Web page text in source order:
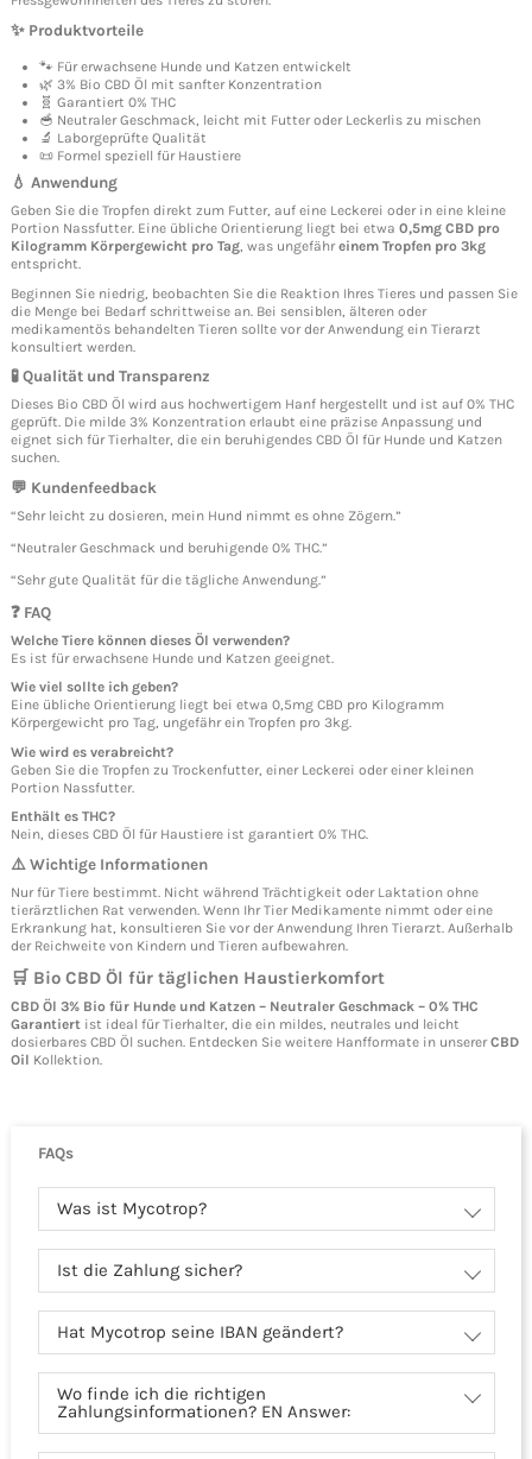
✨ Produktvorteile
🐾 Für erwachsene Hunde und Katzen entwickelt
🌿 3% Bio CBD Öl mit sanfter Konzentration
🧬 Garantiert 0% THC
🥣 Neutraler Geschmack, leicht mit Futter oder Leckerlis zu mischen
🔬 Laborgeprüfte Qualität
📜 Formel speziell für Haustiere
💧 Anwendung
Geben Sie die Tropfen direkt zum Futter, auf eine Leckerei oder in eine kleine
Portion Nassfutter. Eine übliche Orientierung liegt bei etwa 0,5mg CBD pro
Kilogramm Körpergewicht pro Tag, was ungefähreinem Tropfen pro 3kg
entspricht.
Beginnen Sie niedrig, beobachten Sie die Reaktion Ihres Tieres und passen Sie
die Menge bei Bedarf schrittweise an. Bei sensiblen, älteren oder
medikamentös behandelten Tieren sollte vor der Anwendung ein Tierarzt
konsultiert werden.
🧪 Qualität und Transparenz
Dieses Bio CBD Öl wird aus hochwertigem Hanf hergestellt und ist auf 0% THC
geprüft. Die milde 3% Konzentration erlaubt eine präzise Anpassung und
eignet sich für Tierhalter, die ein beruhigendes CBD Öl für Hunde und Katzen
suchen.
💬 Kundenfeedback
“Sehr leicht zu dosieren, mein Hund nimmt es ohne Zögern.”
“Neutraler Geschmack und beruhigende 0% THC.”
“Sehr gute Qualität für die tägliche Anwendung.”
❓ FAQ
Welche Tiere können dieses Öl verwenden?
Es ist für erwachsene Hunde und Katzen geeignet.
Wie viel sollte ich geben?
Eine übliche Orientierung liegt bei etwa 0,5mg CBD pro Kilogramm
Körpergewicht pro Tag, ungefähr ein Tropfen pro 3kg.
Wie wird es verabreicht?
Geben Sie die Tropfen zu Trockenfutter, einer Leckerei oder einer kleinen
Portion Nassfutter.
Enthält es THC?
Nein, dieses CBD Öl für Haustiere ist garantiert 0% THC.
⚠️ Wichtige Informationen
Nur für Tiere bestimmt. Nicht während Trächtigkeit oder Laktation ohne
tierärztlichen Rat verwenden. Wenn Ihr Tier Medikamente nimmt oder eine
Erkrankung hat, konsultieren Sie vor der Anwendung Ihren Tierarzt. Außerhalb
der Reichweite von Kindern und Tieren aufbewahren.
🛒 Bio CBD Öl für täglichen Haustierkomfort
CBD Öl 3% Bio für Hunde und Katzen – Neutraler Geschmack – 0% THC
Garantiert ist ideal für Tierhalter, die ein mildes, neutrales und leicht
dosierbares CBD Öl suchen. Entdecken Sie weitere Hanfformate in unsererCBD
Oil Kollektion.
FAQs
Was ist Mycotrop?
Ist die Zahlung sicher?
Hat Mycotrop seine IBAN geändert?
Wo finde ich die richtigen
Zahlungsinformationen? EN Answer: